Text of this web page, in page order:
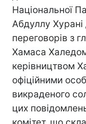
Національної
Абдуллу
переговорів з
Хамаса
керівництвом
офіційними
викраденого
цих